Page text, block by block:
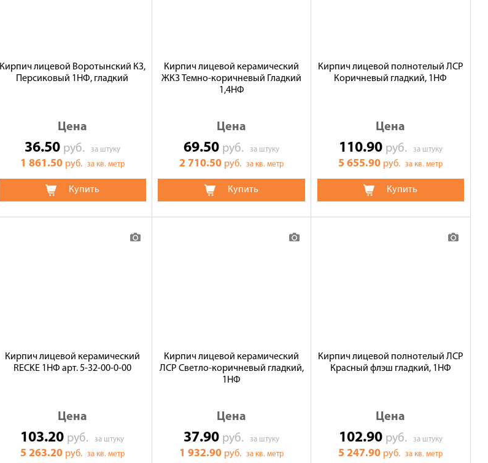
Кирпич лицевой Воротынский КЗ,
Персиковый 1НФ, гладкий
Цена
36.50 руб. за штуку
1 861.50 руб. за кв. метр
Купить
Кирпич лицевой керамический
ЖКЗ Темно-коричневый Гладкий
1,4НФ
Цена
69.50 руб.за штуку
2 710.50 руб.за кв. метр
Купить
Кирпич лицевой полнотелый ЛСР
Коричневый гладкий, 1НФ
Цена
110.90 руб. за штуку
5 655.90 руб.за кв. метр
Купить
Кирпич лицевой керамический
RECKE 1НФ арт. 5-32-00-0-00
Цена
103.20 руб.за штуку
5 263.20 руб. за кв. метр
Кирпич лицевой керамический
ЛСР Светло-коричневый гладкий,
1НФ
Цена
37.90 руб.за штуку
1 932.90 руб.за кв. метр
Кирпич лицевой полнотелый ЛСР
Красный флэш гладкий, 1НФ
Цена
102.90 руб. за штуку
5 247.90 руб.за кв. метр